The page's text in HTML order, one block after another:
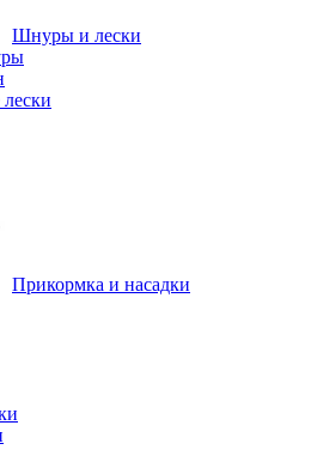
Шнуры и лески
Прикормка и насадки